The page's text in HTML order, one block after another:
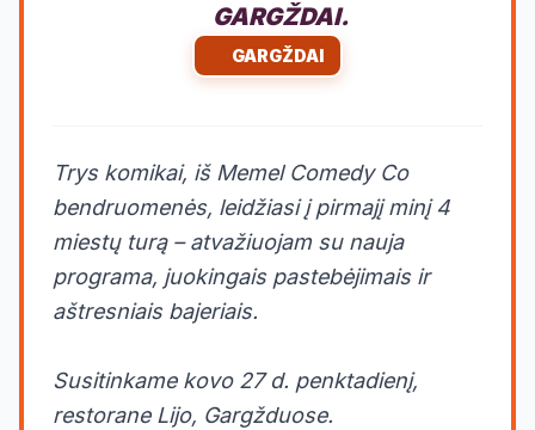
GARGŽDAI.
GARGŽDAI
Trys komikai, iš Memel Comedy Co
bendruomenės, leidžiasi į pirmajį minį 4
miestų turą – atvažiuojam su nauja
programa, juokingais pastebėjimais ir
aštresniais bajeriais.
Susitinkame kovo 27 d. penktadienį,
restorane Lijo, Gargžduose.